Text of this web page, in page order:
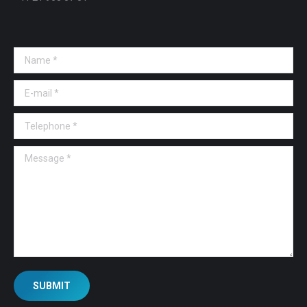
Name *
E-mail *
Telephone *
Message *
SUBMIT